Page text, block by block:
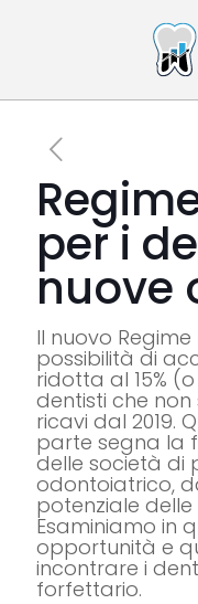
per i
nuove
Il nuovo
possibilità di
ridotta al 15%
dentisti che non
ricavi dal 2019.
parte segna la
delle società di
odontoiatrico,
potenziale
Esaminiamo in
opportunità e
incontrare i
forfettario.